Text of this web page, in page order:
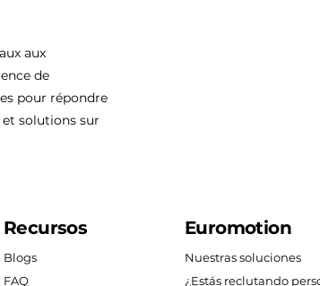
aux
de
pour répondre
solutions sur
Recursos
Blogs
FAQ
Euromotion
Nuestras soluciones
¿Estás reclutando